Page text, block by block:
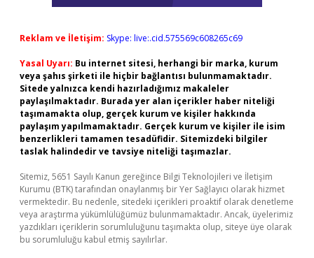
Reklam ve İletişim: Skype: live:.cid.575569c608265c69
Yasal Uyarı: Bu internet sitesi, herhangi bir marka, kurum
veya şahıs şirketi ile hiçbir bağlantısı bulunmamaktadır.
Sitede yalnızca kendi hazırladığımız makaleler
paylaşılmaktadır. Burada yer alan içerikler haber niteliği
taşımamakta olup, gerçek kurum ve kişiler hakkında
paylaşım yapılmamaktadır. Gerçek kurum ve kişiler ile isim
benzerlikleri tamamen tesadüfidir. Sitemizdeki bilgiler
taslak halindedir ve tavsiye niteliği taşımazlar.
Sitemiz, 5651 Sayılı Kanun gereğince Bilgi Teknolojileri ve İletişim
Kurumu (BTK) tarafından onaylanmış bir Yer Sağlayıcı olarak hizmet
vermektedir. Bu nedenle, sitedeki içerikleri proaktif olarak denetleme
veya araştırma yükümlülüğümüz bulunmamaktadır. Ancak, üyelerimiz
yazdıkları içeriklerin sorumluluğunu taşımakta olup, siteye üye olarak
bu sorumluluğu kabul etmiş sayılırlar.